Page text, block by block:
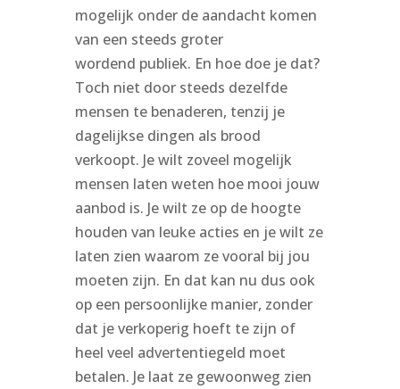
mogelijk onder de aandacht komen
van een steeds groter
wordend publiek. En hoe doe je dat?
Toch niet door steeds dezelfde
mensen te benaderen, tenzij je
dagelijkse dingen als brood
verkoopt. Je wilt zoveel mogelijk
mensen laten weten hoe mooi jouw
aanbod is. Je wilt ze op de hoogte
houden van leuke acties en je wilt ze
laten zien waarom ze vooral bij jou
moeten zijn. En dat kan nu dus ook
op een persoonlijke manier, zonder
dat je verkoperig hoeft te zijn of
heel veel advertentiegeld moet
betalen. Je laat ze gewoonweg zien